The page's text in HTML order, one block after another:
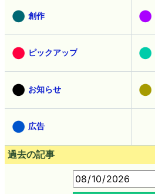
創作
ピックアップ
お知らせ
広告
過去の記事